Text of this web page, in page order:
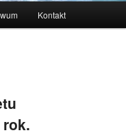
Kontakt